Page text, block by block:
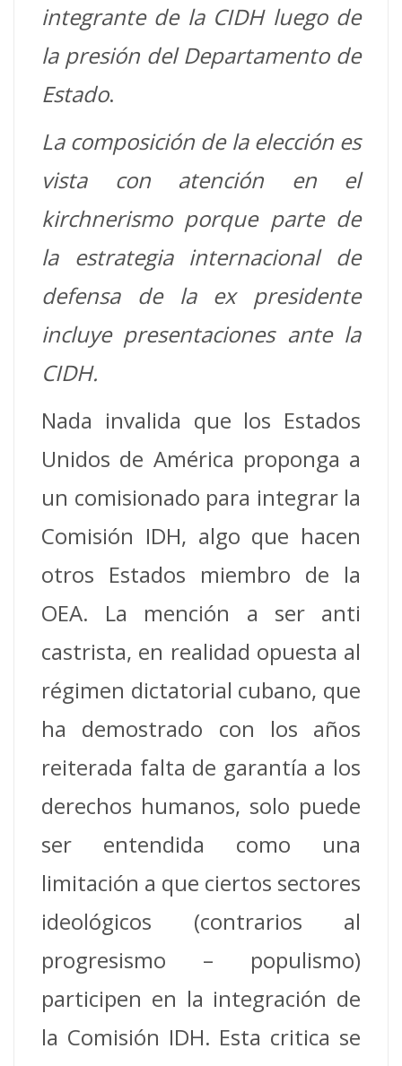
integrante de la CIDH luego de
la presión del Departamento de
Estado.
La composición de la elección es
vista con atención en el
kirchnerismo porque parte de
la estrategia internacional de
defensa de la ex presidente
incluye presentaciones ante la
CIDH.
Nada invalida que los Estados
Unidos de América proponga a
un comisionado para integrar la
Comisión IDH, algo que hacen
otros Estados miembro de la
OEA. La mención a ser anti
castrista, en realidad opuesta al
régimen dictatorial cubano, que
ha demostrado con los años
reiterada falta de garantía a los
derechos humanos, solo puede
ser entendida como una
limitación a que ciertos sectores
ideológicos (contrarios al
progresismo – populismo)
participen en la integración de
la Comisión IDH. Esta critica se